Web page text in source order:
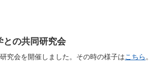
との共同研究会
究会を開催しました。その時の様子はこちら 。